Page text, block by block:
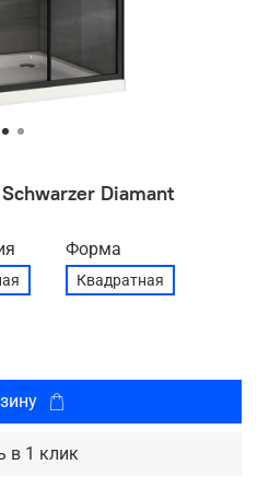
Diamant
Форма
Квадратная
в 1 клик